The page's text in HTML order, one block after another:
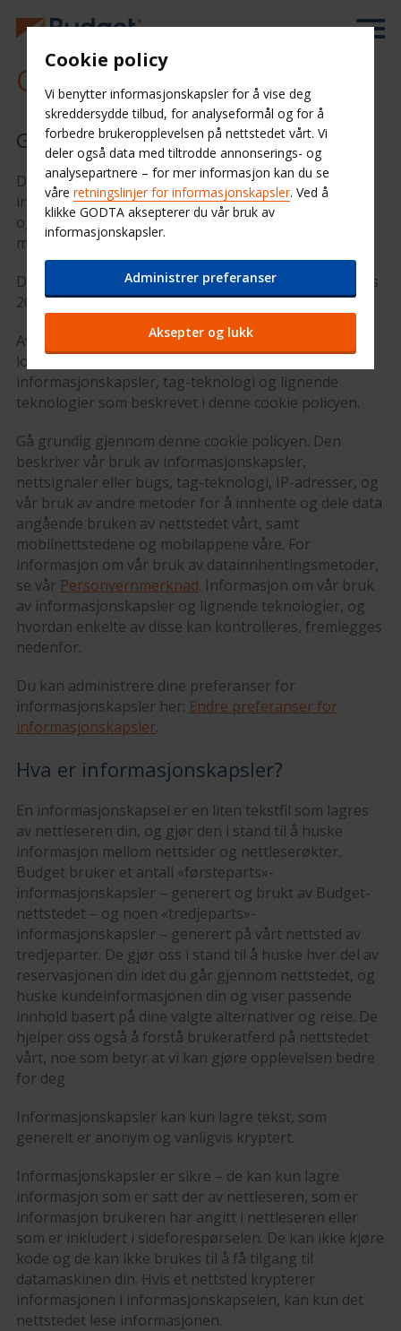
Cookie Policy
Generell informasjon
Denne cookie policyen beskriver hvordan vi bruker
informasjonskapsler, samt administrasjon av tagger
og lignende teknologier på vårt nettsted og våre
mobilapper.
Denne cookie policyen ble sist oppdatert den 09. mars
2022.
Avis Budget Group, Inc (og dets gruppeselskaper
lokalisert i EU) (vi, oss, vår) bruker
informasjonskapsler, tag-teknologi og lignende
teknologier som beskrevet i denne cookie policyen.
Gå grundig gjennom denne cookie policyen. Den
beskriver vår bruk av informasjonskapsler,
nettsignaler eller bugs, tag-teknologi, IP-adresser, og
vår bruk av andre metoder for å innhente og dele data
angående bruken av nettstedet vårt, samt
mobilnettstedene og mobilappene våre. For
informasjon om vår bruk av datainnhentingsmetoder,
se vår Personvernmerknad. Informasjon om vår bruk
av informasjonskapsler og lignende teknologier, og
hvordan enkelte av disse kan kontrolleres, fremlegges
nedenfor.
Du kan administrere dine preferanser for
informasjonskapsler her: Endre preferanser for
informasjonskapsler.
Hva er informasjonskapsler?
En informasjonskapsel er en liten tekstfil som lagres
av nettleseren din, og gjør den i stand til å huske
informasjon mellom nettsider og nettleserøkter.
Budget bruker et antall «førsteparts»-
informasjonskapsler – generert og brukt av Budget-
nettstedet – og noen «tredjeparts»-
informasjonskapsler – generert på vårt nettsted av
tredjeparter. De gjør oss i stand til å huske hver del av
reservasjonen din idet du går gjennom nettstedet, og
huske kundeinformasjonen din og viser passende
innhold basert på dine valgte alternativer og reise. De
hjelper oss også å forstå brukeratferd på nettstedet
vårt, noe som betyr at vi kan gjøre opplevelsen bedre
for deg.
Informasjonskapsler kan kun lagre tekst, som
generelt er anonym og vanligvis kryptert.
Informasjonskapsler er sikre – de kan kun lagre
informasjon som er satt der av nettleseren, som er
informasjon brukeren har angitt i nettleseren eller
som er inkludert i sideforespørselen. De kan ikke kjøre
kode og de kan ikke brukes til å få tilgang til
datamaskinen din. Hvis et nettsted krypterer
informasjonen i informasjonskapselen, kan kun det
nettstedet lese informasjonen.
Cookie policy
Vi benytter informasjonskapsler for å vise deg
skreddersydde tilbud, for analyseformål og for å
forbedre brukeropplevelsen på nettstedet vårt. Vi
deler også data med tiltrodde annonserings- og
analysepartnere – for mer informasjon kan du se
våre retningslinjer for informasjonskapsler. Ved å
klikke GODTA aksepterer du vår bruk av
informasjonskapsler.
Administrer preferanser
Aksepter og lukk